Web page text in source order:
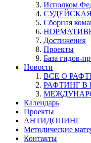
Исполком
Сборная
Достижения
Проекты
База гидов-
Новости
ВСЕ О
РАФТИНГ В
Календарь
Проекты
АНТИДОПИНГ
Методические
Контакты